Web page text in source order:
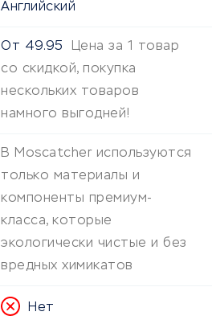
Английский
От 49.95
Цена за 1 товар
со скидкой, покупка
нескольких товаров
намного выгодней!
В Moscatcher используются
только материалы и
компоненты премиум-
класса, которые
экологически чистые и без
вредных химикатов
Нет